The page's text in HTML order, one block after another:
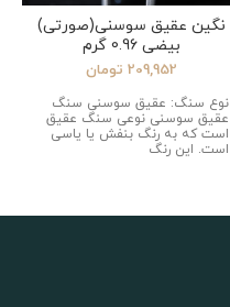
نگین عقیق سوسنی(صورتی)
بیضی 0.96 گرم
209,952 تومان
نوع سنگ: عقیق سوسنی سنگ
عقیق سوسنی نوعی سنگ عقیق
است که به رنگ بنفش یا یاسی
است. این رنگ